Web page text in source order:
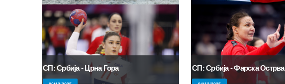
СП: Србија - Црна Гора СП: Србија - Фарска Острва